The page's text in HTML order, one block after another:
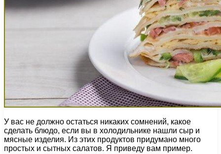
У вас не должно остаться никаких сомнений, какое
сделать блюдо, если вы в холодильнике нашли сыр и
мясные изделия. Из этих продуктов придумано много
простых и сытных салатов. Я приведу вам пример.